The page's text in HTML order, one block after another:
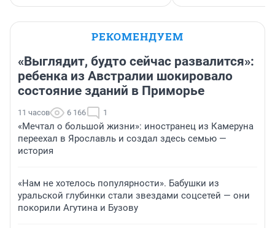
РЕКОМЕНДУЕМ
«Выглядит, будто сейчас развалится»:
ребенка из Австралии шокировало
состояние зданий в Приморье
11 часов 6 166 1
«Мечтал о большой жизни»: иностранец из Камеруна
переехал в Ярославль и создал здесь семью —
история
«Нам не хотелось популярности». Бабушки из
уральской глубинки стали звездами соцсетей — они
покорили Агутина и Бузову